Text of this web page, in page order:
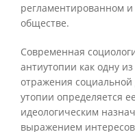
регламентированном
обществе.
Современная
антиутопии как одну
отражения социальной
утопии определяется
идеологическим
выражением